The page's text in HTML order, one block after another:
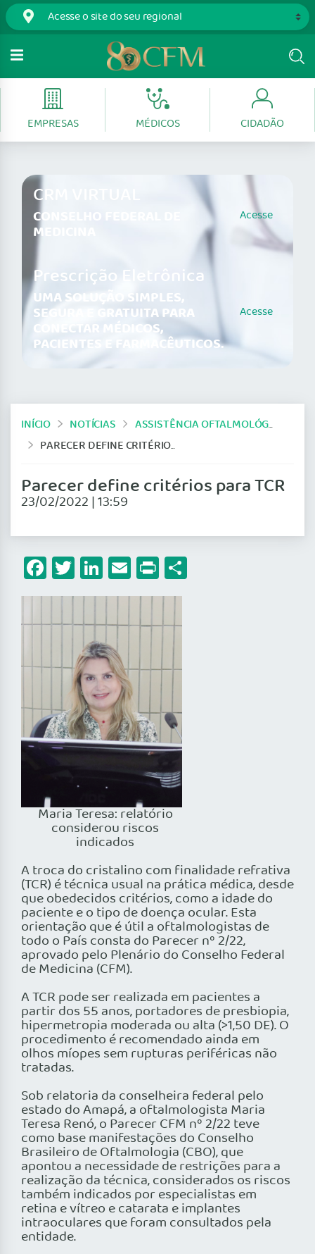
EMPRESAS MÉDICOS CIDADÃO
CRM VIRTUAL
CONSELHO FEDERAL DE
MEDICINA
Acesse
Prescrição Eletrônica
UMA SOLUÇÃO SIMPLES,
SEGURA E GRATUITA PARA
CONECTAR MÉDICOS,
PACIENTES E FARMACÊUTICOS.
Acesse
INÍCIO NOTÍCIAS
ASSISTÊNCIA OFTALMOLÓGICA
PARECER DEFINE CRITÉRIOS PARA TCR
Parecer define critérios para TCR
23/02/2022 | 13:59
Facebook
Twitter
LinkedIn
Email
Print
Maria Teresa: relatório
considerou riscos
indicados
A troca do cristalino com finalidade refrativa
(TCR) é técnica usual na prática médica, desde
que obedecidos critérios, como a idade do
paciente e o tipo de doença ocular. Esta
orientação que é útil a oftalmologistas de
todo o País consta do Parecer nº 2/22,
aprovado pelo Plenário do Conselho Federal
de Medicina (CFM).
A TCR pode ser realizada em pacientes a
partir dos 55 anos, portadores de presbiopia,
hipermetropia moderada ou alta (>1,50 DE). O
procedimento é recomendado ainda em
olhos míopes sem rupturas periféricas não
tratadas.
Sob relatoria da conselheira federal pelo
estado do Amapá, a oftalmologista Maria
Teresa Renó, o Parecer CFM nº 2/22 teve
como base manifestações do Conselho
Brasileiro de Oftalmologia (CBO), que
apontou a necessidade de restrições para a
realização da técnica, considerados os riscos
também indicados por especialistas em
retina e vítreo e catarata e implantes
intraoculares que foram consultados pela
entidade.